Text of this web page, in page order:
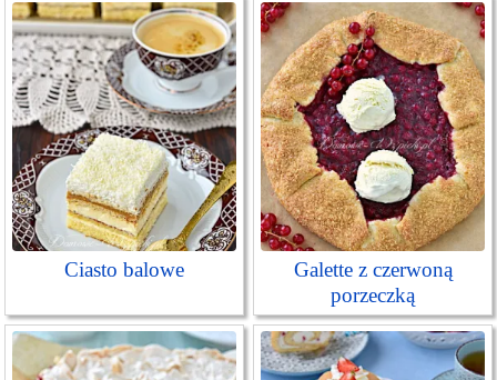
Ciasto balowe
Galette z czerwoną
porzeczką